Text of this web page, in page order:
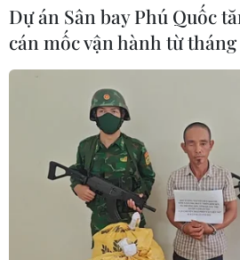
Venezuela khởi động đàm
tiến trình chuyển giao chính trị
Sập công trình tại Cuba khiến 2
người tử vong
07/08/2026 01:48
Dự án Sân bay Phú Quốc
cán mốc vận hành từ tháng